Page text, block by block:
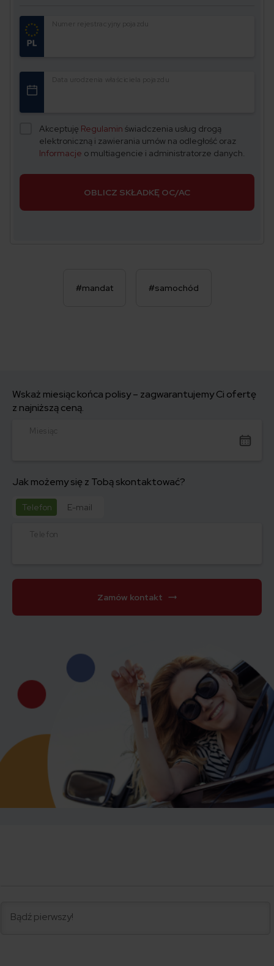
Numer rejestracyjny pojazdu
Data urodzenia właściciela pojazdu
Akceptuję Regulamin świadczenia usług drogą
elektroniczną i zawierania umów na odległość oraz
Informacje o multiagencie i administratorze danych.
OBLICZ SKŁADKĘ OC/AC
#mandat #samochód
Wskaż miesiąc końca polisy – zagwarantujemy Ci ofertę
z najniższą ceną.
Miesiąc
Jak możemy się z Tobą skontaktować?
Telefon E-mail
Telefon
Zamów kontakt